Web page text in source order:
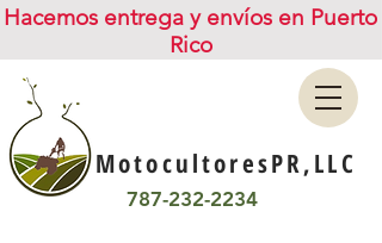
Hacemos entrega y envíos en Puerto
Rico
MotocultoresPR,LLC
787-232-2234